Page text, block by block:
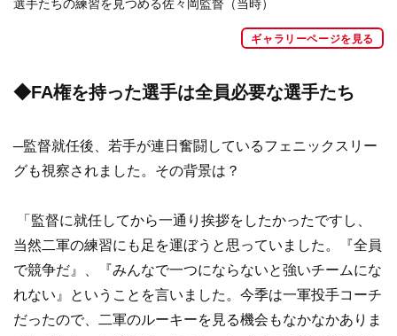
選手たちの練習を見つめる佐々岡監督（当時）
ギャラリーページを見る
◆FA権を持った選手は全員必要な選手たち
─監督就任後、若手が連日奮闘しているフェニックスリー
グも視察されました。その背景は？
「監督に就任してから一通り挨拶をしたかったですし、
当然二軍の練習にも足を運ぼうと思っていました。『全員
で競争だ』、『みんなで一つにならないと強いチームにな
れない』ということを言いました。今季は一軍投手コーチ
だったので、二軍のルーキーを見る機会もなかなかありま